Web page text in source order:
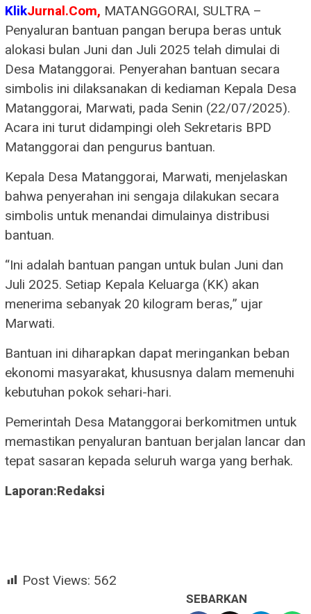
KlikJurnal.Com, MATANGGORAI, SULTRA –
Penyaluran bantuan pangan berupa beras untuk
alokasi bulan Juni dan Juli 2025 telah dimulai di
Desa Matanggorai. Penyerahan bantuan secara
simbolis ini dilaksanakan di kediaman Kepala Desa
Matanggorai, Marwati, pada Senin (22/07/2025).
Acara ini turut didampingi oleh Sekretaris BPD
Matanggorai dan pengurus bantuan.
Kepala Desa Matanggorai, Marwati, menjelaskan
bahwa penyerahan ini sengaja dilakukan secara
simbolis untuk menandai dimulainya distribusi
bantuan.
“Ini adalah bantuan pangan untuk bulan Juni dan
Juli 2025. Setiap Kepala Keluarga (KK) akan
menerima sebanyak 20 kilogram beras,” ujar
Marwati.
Bantuan ini diharapkan dapat meringankan beban
ekonomi masyarakat, khususnya dalam memenuhi
kebutuhan pokok sehari-hari.
Pemerintah Desa Matanggorai berkomitmen untuk
memastikan penyaluran bantuan berjalan lancar dan
tepat sasaran kepada seluruh warga yang berhak.
Laporan:Redaksi
Post Views: 562
SEBARKAN